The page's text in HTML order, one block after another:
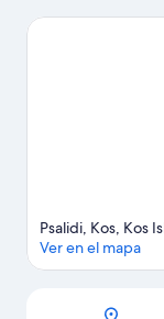
llevarlos a Pantano
Psalidi, Kos, Kos
Ver en el mapa